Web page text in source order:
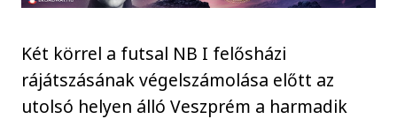
Két körrel a futsal NB I felősházi
rájátszásának végelszámolása előtt az
utolsó helyen álló Veszprém a harmadik